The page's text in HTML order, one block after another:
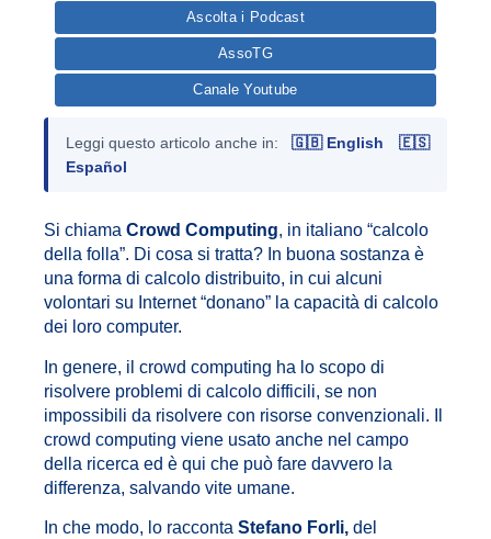
Ascolta i Podcast
AssoTG
Canale Youtube
Leggi questo articolo anche in: 🇬🇧 English
🇪🇸
Español
Si chiama Crowd Computing, in italiano “calcolo
della folla”. Di cosa si tratta? In buona sostanza è
una forma di calcolo distribuito, in cui alcuni
volontari su Internet “donano” la capacità di calcolo
dei loro computer.
In genere, il crowd computing ha lo scopo di
risolvere problemi di calcolo difficili, se non
impossibili da risolvere con risorse convenzionali. Il
crowd computing viene usato anche nel campo
della ricerca ed è qui che può fare davvero la
differenza, salvando vite umane.
In che modo, lo racconta Stefano Forli, del